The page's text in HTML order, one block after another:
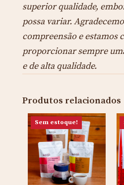
superior qualidade,
possa variar.
compreensão e estamos
proporcionar sempre
e de alta qualidade.
Produtos relacionados
Sem estoque!